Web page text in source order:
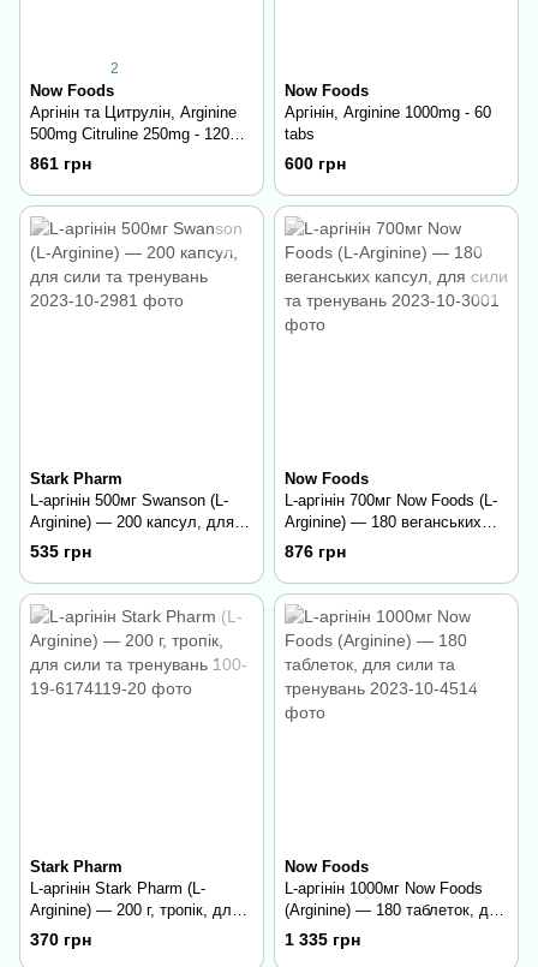
2
Now Foods
Аргінін та Цитрулін, Arginine
500mg Citruline 250mg - 120
vcaps
861 грн
Now Foods
Аргінін, Arginine 1000mg - 60
tabs
600 грн
Stark Pharm
L-аргінін 500мг Swanson (L-
Arginine) — 200 капсул, для
сили та тренувань
535 грн
Now Foods
L-аргінін 700мг Now Foods (L-
Arginine) — 180 веганських
капсул, для сили та
тренувань
876 грн
Stark Pharm
L-аргінін Stark Pharm (L-
Arginine) — 200 г, тропік, для
сили та тренувань
370 грн
Now Foods
L-аргінін 1000мг Now Foods
(Arginine) — 180 таблеток, для
сили та тренувань
1 335 грн